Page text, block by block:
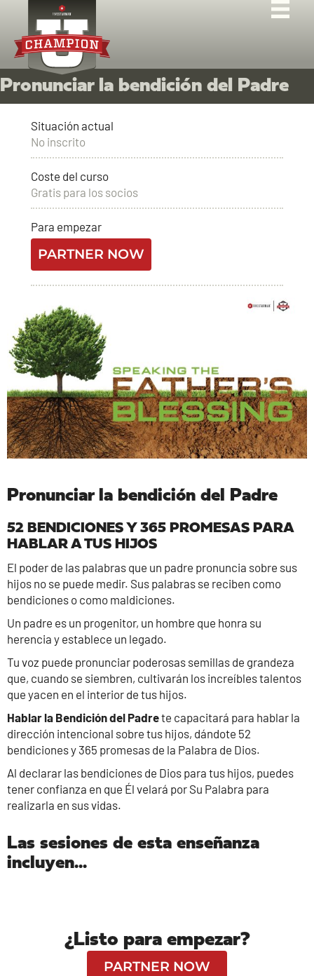
Pronunciar la bendición del Padre
Situación actual
No inscrito
Coste del curso
Gratis para los socios
Para empezar
PARTNER NOW
Pronunciar la bendición del Padre
52 BENDICIONES Y 365 PROMESAS PARA
HABLAR A TUS HIJOS
El poder de las palabras que un padre pronuncia sobre sus
hijos no se puede medir. Sus palabras se reciben como
bendiciones o como maldiciones.
Un padre es un progenitor, un hombre que honra su
herencia y establece un legado.
Tu voz puede pronunciar poderosas semillas de grandeza
que, cuando se siembren, cultivarán los increíbles talentos
que yacen en el interior de tus hijos.
Hablar la Bendición del Padrete capacitará para hablar la
dirección intencional sobre tus hijos, dándote 52
bendiciones y 365 promesas de la Palabra de Dios.
Al declarar las bendiciones de Dios para tus hijos, puedes
tener confianza en que Él velará por Su Palabra para
realizarla en sus vidas.
Las sesiones de esta enseñanza
incluyen...
¿Listo para empezar?
PARTNER NOW